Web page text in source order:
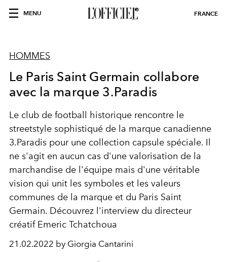
MENU FRANCE
HOMMES
Le Paris Saint Germain collabore
avec la marque 3.Paradis
Le club de football historique rencontre le
streetstyle sophistiqué de la marque canadienne
3.Paradis pour une collection capsule spéciale. Il
ne s'agit en aucun cas d'une valorisation de la
marchandise de l'équipe mais d'une véritable
vision qui unit les symboles et les valeurs
communes de la marque et du Paris Saint
Germain. Découvrez l'interview du directeur
créatif Emeric Tchatchoua
21.02.2022 by Giorgia Cantarini